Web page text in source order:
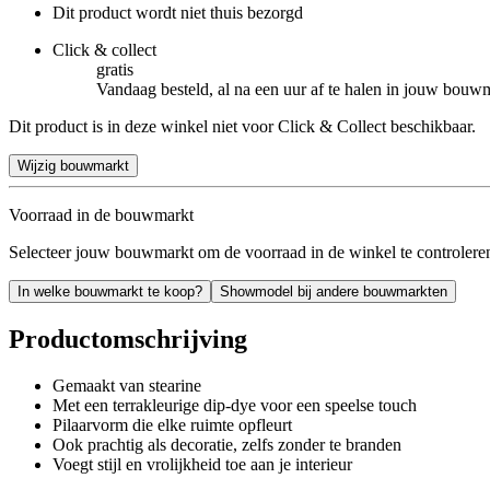
Dit product wordt niet thuis bezorgd
Click & collect
gratis
Vandaag besteld, al na een uur af te halen in jouw
Dit product is in deze winkel niet voor Click & Collect beschikbaar.
Wijzig bouwmarkt
Voorraad in de bouwmarkt
Selecteer jouw bouwmarkt om de voorraad in de winkel te
In welke bouwmarkt te koop? Showmodel bij andere bouwmarkten
Productomschrijving
Gemaakt van stearine
Met een terrakleurige dip-dye voor een speelse touch
Pilaarvorm die elke ruimte opfleurt
Ook prachtig als decoratie, zelfs zonder te branden
Voegt stijl en vrolijkheid toe aan je interieur